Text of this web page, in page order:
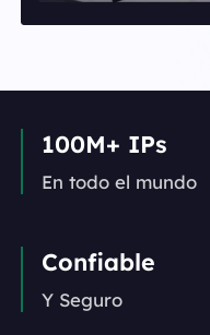
100M+ IPs
En todo el mundo
Confiable
Y Seguro